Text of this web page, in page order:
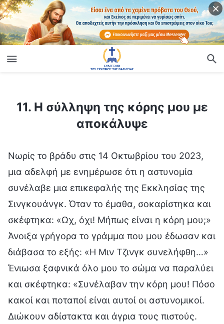
11. Η σύλληψη της κόρης μου με αποκάλυψε
11. Η σύλληψη της κόρης μου με
αποκάλυψε
Νωρίς το βράδυ στις 14 Οκτωβρίου του 2023,
μια αδελφή με ενημέρωσε ότι η αστυνομία
συνέλαβε μια επικεφαλής της Εκκλησίας της
Σινγκουάνγκ. Όταν το έμαθα, σοκαρίστηκα και
σκέφτηκα: «Ωχ, όχι! Μήπως είναι η κόρη μου;»
Άνοιξα γρήγορα το γράμμα που μου έδωσαν και
διάβασα το εξής: «Η Μιν Τζινγκ συνελήφθη…»
Ένιωσα ξαφνικά όλο μου το σώμα να παραλύει
και σκέφτηκα: «Συνέλαβαν την κόρη μου! Πόσο
κακοί και ποταποί είναι αυτοί οι αστυνομικοί.
Διώκουν αδίστακτα και άγρια τους πιστούς.